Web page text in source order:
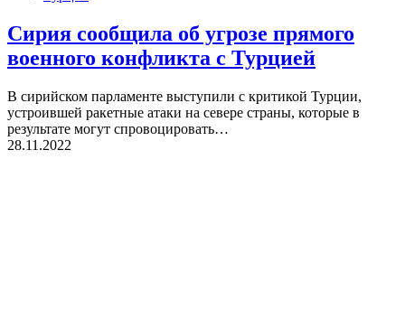
Сирия сообщила об угрозе прямого
военного конфликта с Турцией
В сирийском парламенте выступили с критикой Турции,
устроившей ракетные атаки на севере страны, которые в
результате могут спровоцировать…
28.11.2022